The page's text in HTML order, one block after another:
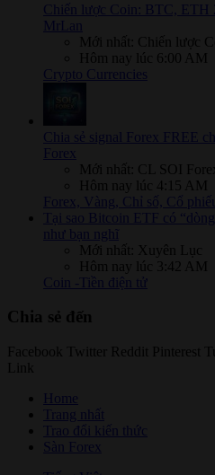
Chiến lược Coin: BTC, ETH
MrLan
Mới nhất: Chiến lược
Hôm nay lúc 6:00 AM
Crypto Currencies
Chia sẻ signal Forex FREE
Forex
Mới nhất: CL SOI
Hôm nay lúc 4:15 AM
Forex, Vàng, Chỉ số, Cổ
Tại sao Bitcoin ETF có
như bạn nghĩ
Mới nhất: Xuyên Lục
Hôm nay lúc 3:42 AM
Coin -Tiền điện tử
Chia sẻ đến
Facebook Twitter Reddit Pinterest
Link
Home
Trang nhất
Trao đổi kiến thức
Sàn Forex